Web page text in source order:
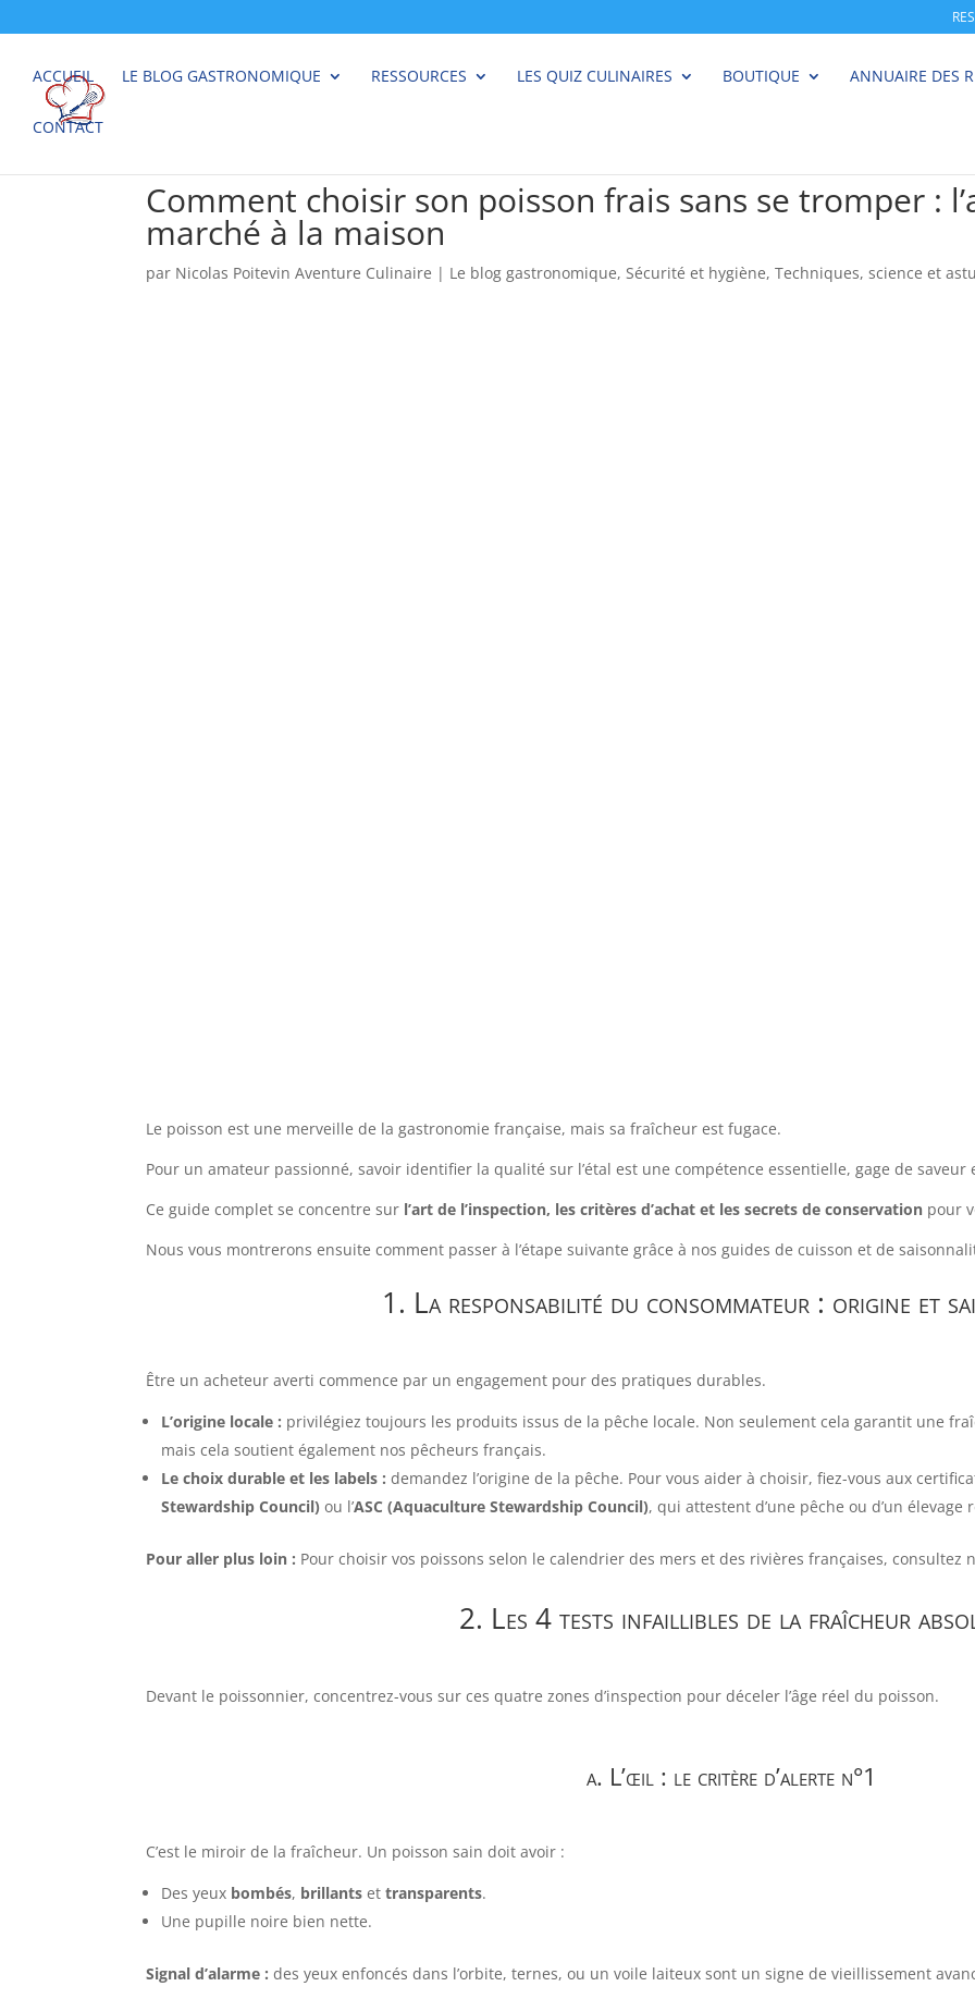
ACCUEIL LE BLOG GASTRONOMIQUE RESSOURCES LES QUIZ CULINAIRES BOUTIQUE ANNUAIRE DES
CONTACT
Comment choisir son poisson frais sans se tromper :
marché à la maison
par Nicolas Poitevin Aventure Culinaire | Le blog gastronomique,Sécurité et hygiène,Techniques, science et
Le poisson est une merveille de la gastronomie française, mais sa fraîcheur est fugace.
Pour un amateur passionné, savoir identifier la qualité sur l’étal est une compétence essentielle, gage de saveur
Ce guide complet se concentre sur l’art de l’inspection, les critères d’achat et les secrets de conservation pour
Nous vous montrerons ensuite comment passer à l’étape suivante grâce à nos guides de cuisson et de
1. La responsabilité du consommateur : origine et
Être un acheteur averti commence par un engagement pour des pratiques durables.
L’origine locale : privilégiez toujours les produits issus de la pêche locale. Non seulement cela garantit une
mais cela soutient également nos pêcheurs français.
Le choix durable et les labels : demandez l’origine de la pêche. Pour vous aider à choisir, fiez-vous aux
Stewardship Council) ou l’ASC (Aquaculture Stewardship Council), qui attestent d’une pêche ou d’un élevage
Pour aller plus loin : Pour choisir vos poissons selon le calendrier des mers et des rivières françaises, consultez
2. Les 4 tests infaillibles de la fraîcheur
Devant le poissonnier, concentrez-vous sur ces quatre zones d’inspection pour déceler l’âge réel du poisson.
a. L’œil : le critère d’alerte n°1
C’est le miroir de la fraîcheur. Un poisson sain doit avoir :
Des yeux bombés, brillants ettransparents.
Une pupille noire bien nette.
Signal d’alarme : des yeux enfoncés dans l’orbite, ternes, ou un voile laiteux sont un signe de vieillissement